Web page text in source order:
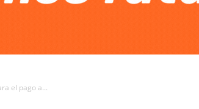
el pago a...